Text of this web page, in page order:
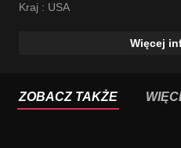
Kraj : USA
Więcej
ZOBACZ TAKŻE